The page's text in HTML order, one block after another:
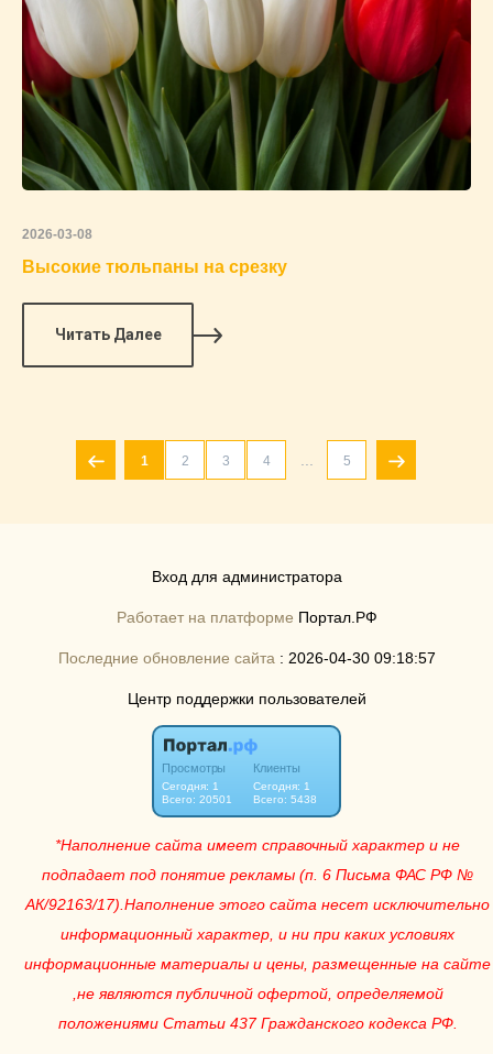
2026-03-08
Высокие тюльпаны на срезку
Читать Далее
1 2 3 4 ... 5
Вход для администратора
Работает на платформе Портал.РФ
Последние обновление сайта : 2026-04-30 09:18:57
Центр поддержки пользователей